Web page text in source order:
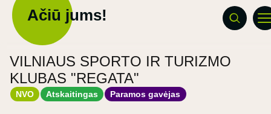
Ačiū jums!
VILNIAUS SPORTO IR TURIZMO
KLUBAS "REGATA"
NVO Atskaitingas Paramos gavėjas